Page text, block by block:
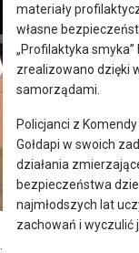
materiały
własne
„Profilaktyka smyka”
zrealizowano dzięki
samorządami.
Policjanci z
Gołdapi w swoich
działania
bezpieczeństwa
najmłodszych lat
zachowań i wyczulić